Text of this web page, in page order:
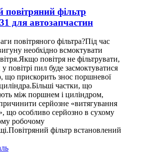
повітряний фільтр
для автозапчастин
повітряного фільтра?Під час
необхідно всмоктувати
повітря не фільтрувати,
повітрі пил буде засмоктуватися
що прискорить знос поршневої
частки, що
між поршнем і циліндром,
серйозне «витягування
що особливо серйозно в сухому
робочому
фільтр встановлений